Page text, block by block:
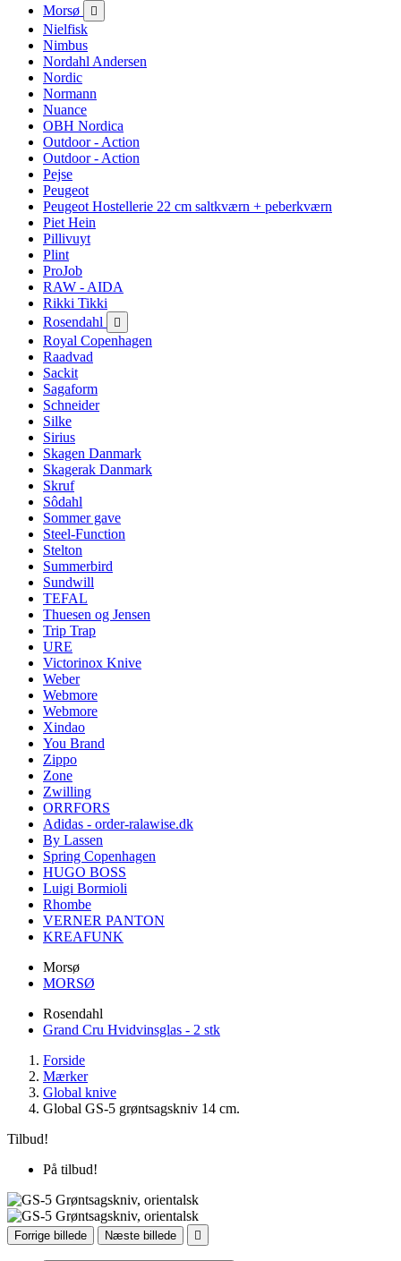
Morsø

Nielfisk
Nimbus
Nordahl Andersen
Nordic
Normann
Nuance
OBH Nordica
Outdoor - Action
Outdoor - Action
Pejse
Peugeot
Peugeot Hostellerie 22 cm saltkværn + peberkværn
Piet Hein
Pillivuyt
Plint
ProJob
RAW - AIDA
Rikki Tikki
Rosendahl

Royal Copenhagen
Raadvad
Sackit
Sagaform
Schneider
Silke
Sirius
Skagen Danmark
Skagerak Danmark
Skruf
Sôdahl
Sommer gave
Steel-Function
Stelton
Summerbird
Sundwill
TEFAL
Thuesen og Jensen
Trip Trap
URE
Victorinox Knive
Weber
Webmore
Webmore
Xindao
You Brand
Zippo
Zone
Zwilling
ORRFORS
Adidas - order-ralawise.dk
By Lassen
Spring Copenhagen
HUGO BOSS
Luigi Bormioli
Rhombe
VERNER PANTON
KREAFUNK
Morsø
MORSØ
Rosendahl
Grand Cru Hvidvinsglas - 2 stk
Forside
Mærker
Global knive
Global GS-5 grøntsagskniv 14 cm.
Tilbud!
På tilbud!
Forrige billede Næste billede 